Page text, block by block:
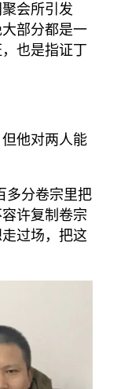
会所引发
部分都是一
也是指证丁
他对两人能
多分卷宗里把
许复制卷宗
过场，把这